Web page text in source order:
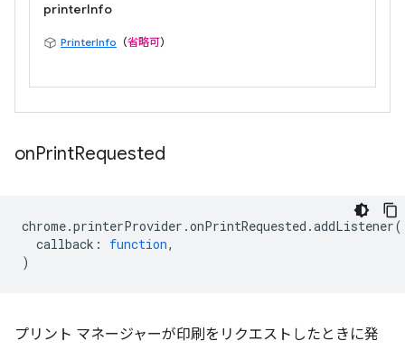
printerInfo
PrinterInfo （省略可）
onPrintRequested
chrome.printerProvider .onPrintRequested .addListener(
callback : function,
)
プリント マネージャーが印刷をリクエストしたときに発